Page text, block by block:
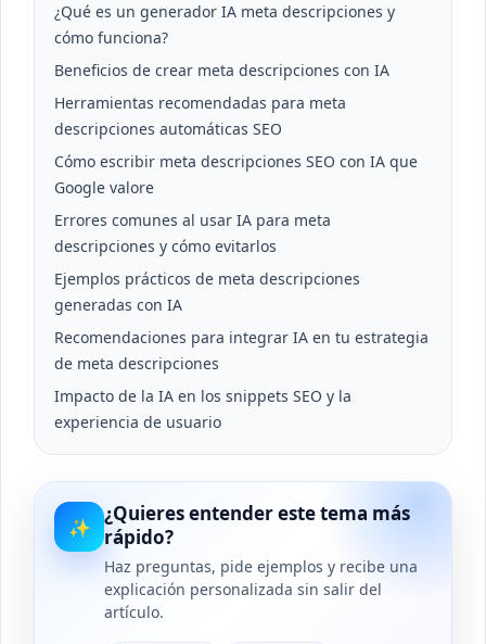
¿Qué es un generador IA meta descripciones y
cómo funciona?
Beneficios de crear meta descripciones con IA
Herramientas recomendadas para meta
descripciones automáticas SEO
Cómo escribir meta descripciones SEO con IA que
Google valore
Errores comunes al usar IA para meta
descripciones y cómo evitarlos
Ejemplos prácticos de meta descripciones
generadas con IA
Recomendaciones para integrar IA en tu estrategia
de meta descripciones
Impacto de la IA en los snippets SEO y la
experiencia de usuario
✨
¿Quieres entender este tema más
rápido?
Haz preguntas, pide ejemplos y recibe una
explicación personalizada sin salir del
artículo.